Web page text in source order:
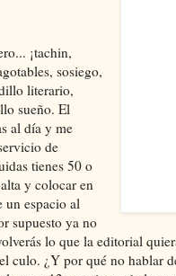
¡tachin,
sosiego,
literario,
sueño. El
al día y me
de
tienes 50 o
y colocar en
un espacio al
supuesto ya no
lo que la editorial
¿Y por qué no hablar